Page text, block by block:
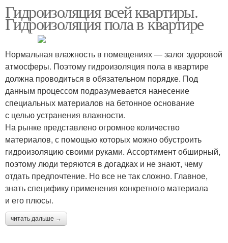
Гидроизоляция всей квартиры.
Гидроизоляция пола в квартире
Нормальная влажность в помещениях — залог здоровой
атмосферы. Поэтому гидроизоляция пола в квартире
должна проводиться в обязательном порядке. Под
данным процессом подразумевается нанесение
специальных материалов на бетонное основание
с целью устранения влажности.
На рынке представлено огромное количество
материалов, с помощью которых можно обустроить
гидроизоляцию своими руками. Ассортимент обширный,
поэтому люди теряются в догадках и не знают, чему
отдать предпочтение. Но все не так сложно. Главное,
знать специфику применения конкретного материала
и его плюсы.
читать дальше →